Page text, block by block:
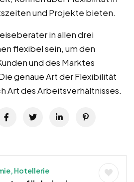
und Projekte bieten.
in allen drei
flexibel sein, um den
und des Marktes
genaue Art der Flexibilität
Art des Arbeitsverhältnisses.
Hotellerie